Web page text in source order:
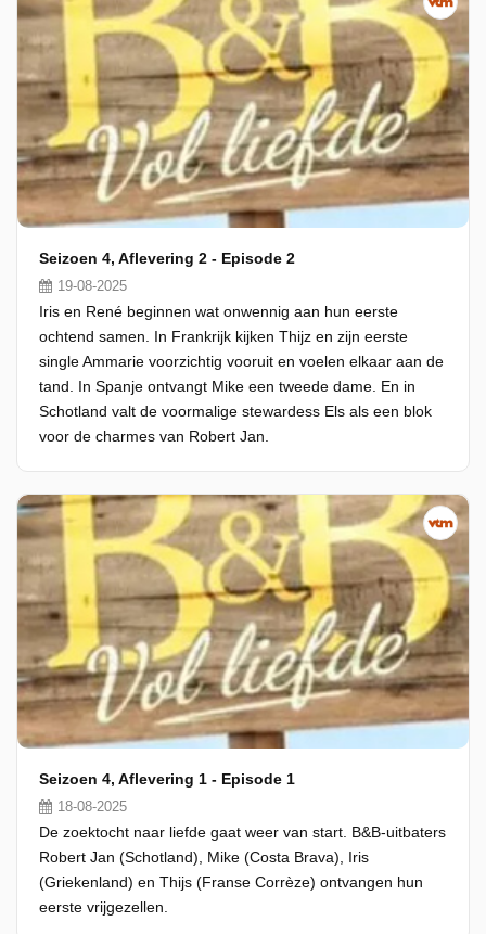
Seizoen 4, Aflevering 2 - Episode 2
19-08-2025
Iris en René beginnen wat onwennig aan hun eerste
ochtend samen. In Frankrijk kijken Thijz en zijn eerste
single Ammarie voorzichtig vooruit en voelen elkaar aan de
tand. In Spanje ontvangt Mike een tweede dame. En in
Schotland valt de voormalige stewardess Els als een blok
voor de charmes van Robert Jan.
Seizoen 4, Aflevering 1 - Episode 1
18-08-2025
De zoektocht naar liefde gaat weer van start. B&B-uitbaters
Robert Jan (Schotland), Mike (Costa Brava), Iris
(Griekenland) en Thijs (Franse Corrèze) ontvangen hun
eerste vrijgezellen.